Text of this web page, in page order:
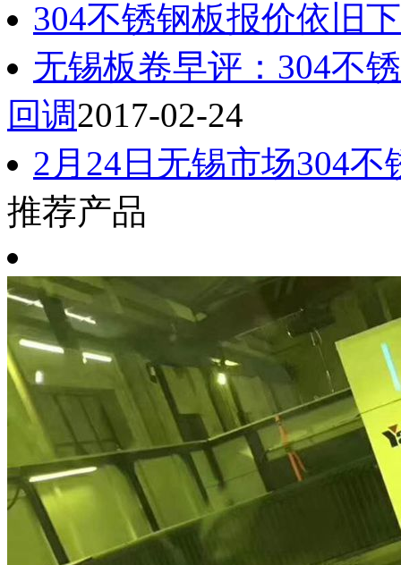
304不锈钢板报价依旧
无锡板卷早评：304不
回调2017-02-24
2月24日无锡市场304
推荐产品